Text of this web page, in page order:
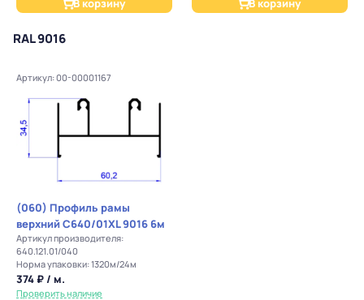
В корзину В корзину
RAL 9016
Артикул: 00-00001167
(060) Профиль рамы
верхний С640/01ХL 9016 6м
Артикул производителя:
640.121.01/040
Норма упаковки: 1320м/24м
374 ₽ / м.
Проверить наличие